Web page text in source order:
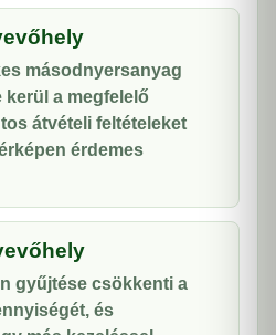
másodnyersanyag
kerül a megfelelő
átvételi feltételeket
érdemes
gyűjtése csökkenti a
és